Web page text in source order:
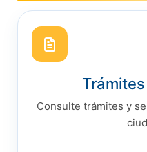
Consulte trámites y